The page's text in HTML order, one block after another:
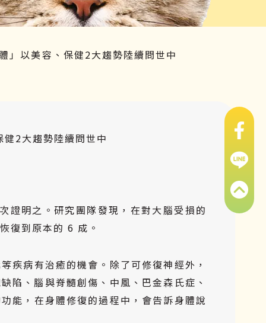
」以美容、保健2大趨勢陸續問世中
2大趨勢陸續問世中
證明之。研究團隊發現，在對大腦受損的
復到原本的 6 成。
疾病有治癒的機會。除了可修復神經外，
陷、腦與脊髓創傷、 中風 、 巴金森氏症 、
能，在身體修復的過程中，會告訴身體說